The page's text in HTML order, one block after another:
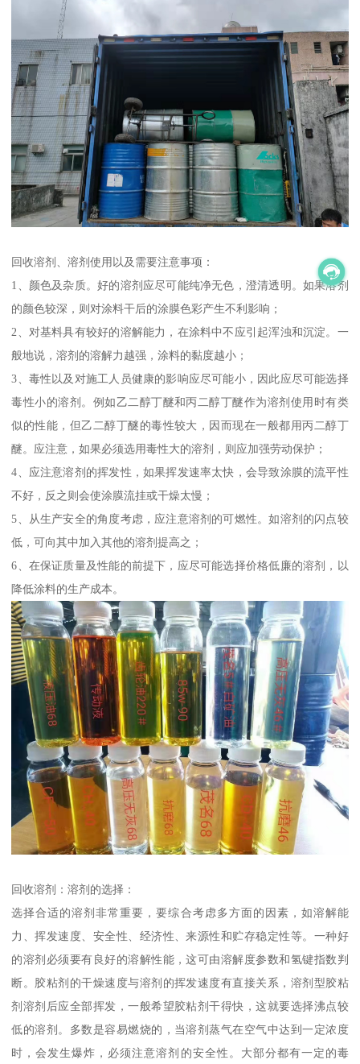
回收溶剂、溶剂使用以及需要注意事项：
1、颜色及杂质。好的溶剂应尽可能纯净无色，澄清透明。如果溶剂
的颜色较深，则对涂料干后的涂膜色彩产生不利影响；
2、对基料具有较好的溶解能力，在涂料中不应引起浑浊和沉淀。一
般地说，溶剂的溶解力越强，涂料的黏度越小；
3、毒性以及对施工人员健康的影响应尽可能小，因此应尽可能选择
毒性小的溶剂。例如乙二醇丁醚和丙二醇丁醚作为溶剂使用时有类
似的性能，但乙二醇丁醚的毒性较大，因而现在一般都用丙二醇丁
醚。应注意，如果必须选用毒性大的溶剂，则应加强劳动保护；
4、应注意溶剂的挥发性，如果挥发速率太快，会导致涂膜的流平性
不好，反之则会使涂膜流挂或干燥太慢；
5、从生产安全的角度考虑，应注意溶剂的可燃性。如溶剂的闪点较
低，可向其中加入其他的溶剂提高之；
6、在保证质量及性能的前提下，应尽可能选择价格低廉的溶剂，以
降低涂料的生产成本。
回收溶剂：溶剂的选择：
选择合适的溶剂非常重要，要综合考虑多方面的因素，如溶解能
力、挥发速度、安全性、经济性、来源性和贮存稳定性等。一种好
的溶剂必须要有良好的溶解性能，这可由溶解度参数和氢键指数判
断。胶粘剂的干燥速度与溶剂的挥发速度有直接关系，溶剂型胶粘
剂溶剂后应全部挥发，一般希望胶粘剂干得快，这就要选择沸点较
低的溶剂。多数是容易燃烧的，当溶剂蒸气在空气中达到一定浓度
时，会发生爆炸，必须注意溶剂的安全性。大部分都有一定的毒